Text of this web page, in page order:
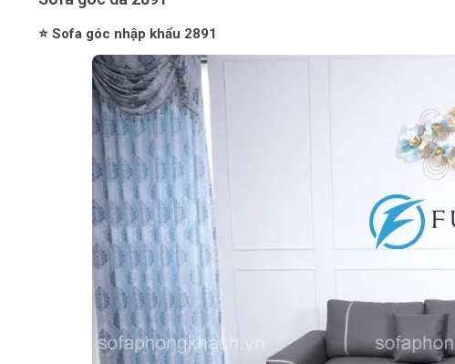
⭐ Sofa góc nhập khẩu 2891